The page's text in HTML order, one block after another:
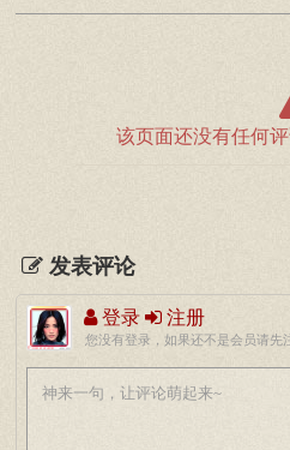
该页面还没有任何
发表评论
登录 注册
您没有登录，如果还不是会员请先